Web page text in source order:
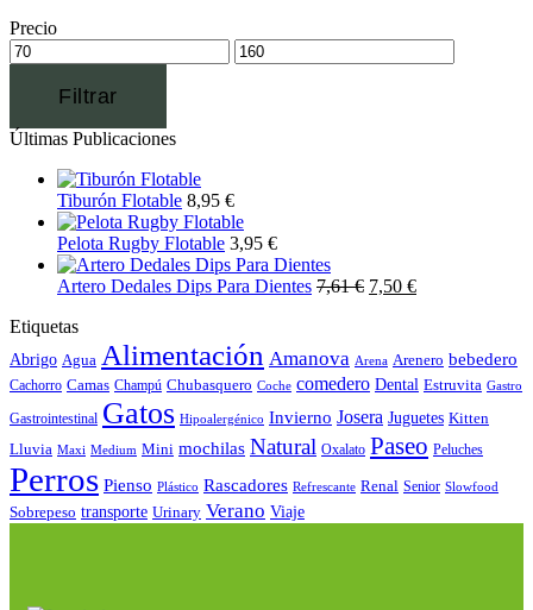
Precio
Filtrar
Últimas Publicaciones
Tiburón Flotable 8,95 €
Pelota Rugby Flotable 3,95 €
Artero Dedales Dips Para Dientes 7,61€ 7,50 €
Etiquetas
Abrigo Agua Alimentación Amanova Arena Arenero bebedero
Cachorro Camas Champú Chubasquero Coche comedero Dental Estruvita Gastro
Gastrointestinal Gatos Hipoalergénico Invierno Josera Juguetes Kitten
Lluvia Maxi Medium Mini mochilas Natural Oxalato Paseo Peluches
Perros Pienso Plástico Rascadores Refrescante Renal Senior Slowfood
Sobrepeso transporte Urinary Verano Viaje